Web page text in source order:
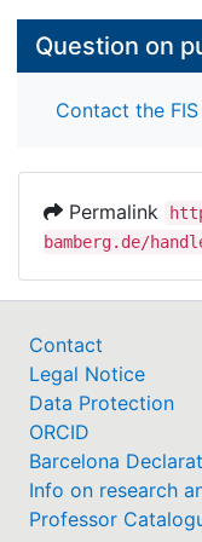
Question on
Contact the
Permalink
bamberg.de/
Contact
Legal Notice
Data Protection
ORCID
Barcelona
Info on research
Professor